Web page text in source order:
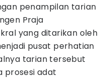
penampilan tarian
Praja
yang ditarikan oleh
pusat perhatian
tarian tersebut
prosesi adat